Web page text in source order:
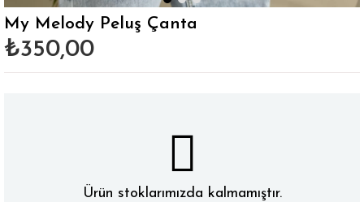
My Melody Peluş Çanta
₺350,00
Ürün stoklarımızda kalmamıştır.